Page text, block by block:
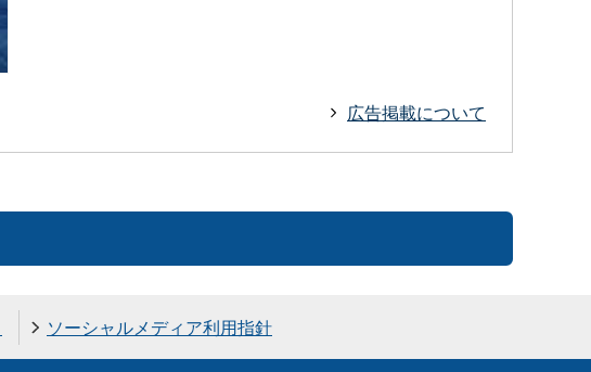
広告掲載について
ソーシャルメディア利用指針